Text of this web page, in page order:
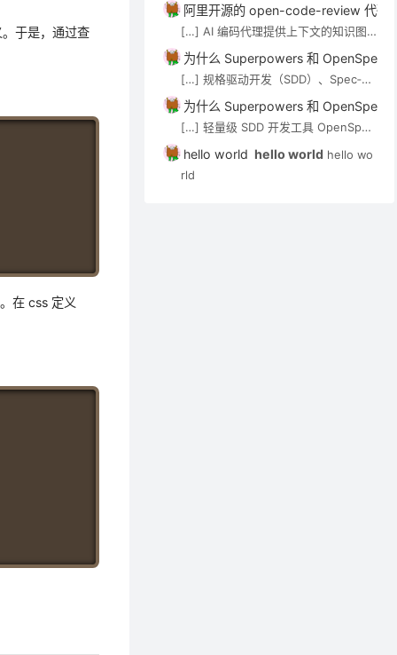
于是，通过查
在 css 定义
技术介绍。审查 Agent（如 open-co
de-review）可通过 MCP […]
阿里开源的 open-code-review 代码审
[…] AI 编码代理提供上下文的知识图
谱/语义搜索类工具，见 AI 代码知识图
谱与上下文工具。审查 Agent（如 op
为什么 Superpowers 和 OpenSpec 都
[…] 规格驱动开发（SDD）、Spec‑Kit
与 OpenSpec 在 Cursor 中的应用实
践 […]
为什么 Superpowers 和 OpenSpec 都
[…] 轻量级 SDD 开发工具 OpenSpec
实用入门指南 […]
hello world hello world hello wo
rld